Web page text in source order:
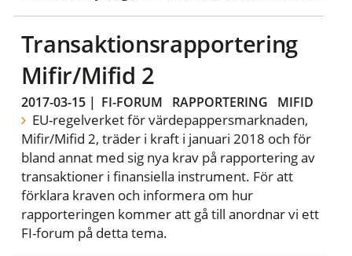
Transaktionsrapportering
Mifir/Mifid 2
2017-03-15| FI-FORUM RAPPORTERING MIFID
EU-regelverket för värdepappersmarknaden,
Mifir/Mifid 2, träder i kraft i januari 2018 och för
bland annat med sig nya krav på rapportering av
transaktioner i finansiella instrument. För att
förklara kraven och informera om hur
rapporteringen kommer att gå till anordnar vi ett
FI-forum på detta tema.